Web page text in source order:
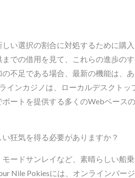
い選択の割合に対処するために購
での借用を見て、これらの進歩の
不足である場合、最新の機能は、
インカジノは、ローカルデスクト
ートを提供する多くのWebベース
狂気を得る必要がありますか？
ードサンレイなど、素晴らしい船
Nile Pokiesには、オンラインバー